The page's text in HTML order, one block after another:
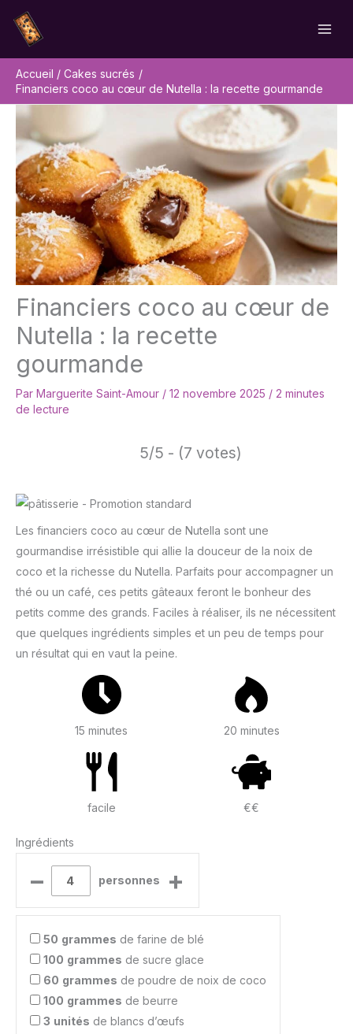
contenu
Accueil
Cakes sucrés
Financiers coco au cœur de Nutella : la recette gourmande
Financiers coco au cœur de
Nutella : la recette
gourmande
Par Marguerite Saint-Amour / 12 novembre 2025 / 2 minutes
de lecture
5/5 - (7 votes)
Les financiers coco au cœur de Nutella sont une
gourmandise irrésistible qui allie la douceur de la noix de
coco et la richesse du Nutella. Parfaits pour accompagner un
thé ou un café, ces petits gâteaux feront le bonheur des
petits comme des grands. Faciles à réaliser, ils ne nécessitent
que quelques ingrédients simples et un peu de temps pour
un résultat qui en vaut la peine.
15 minutes 20 minutes
facile €€
Ingrédients
– personnes +
50 grammes de farine de blé
100 grammes de sucre glace
60 grammes de poudre de noix de coco
100 grammes de beurre
3 unités de blancs d’œufs
Rechercher